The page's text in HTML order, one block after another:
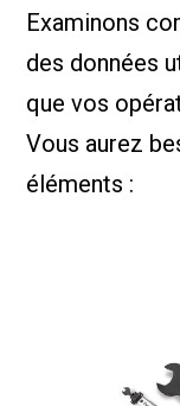
Examinons
des données
que vos
Vous aurez
éléments :